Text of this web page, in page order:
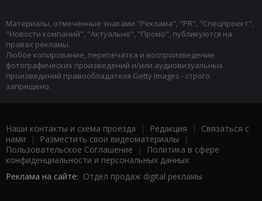
Материалы, отмеченные знаками "Реклама", "PR", "Спецпроект",
"Новости компаний", "Актуально", "Промо", публикуются на
правах рекламы.
Любое копирование, перепечатка и воспроизведение
фотографических произведений и/или аудиовизуальных
произведений правообладателя Getty Images - строго
запрещено.
Наши контакты и схема проезда | Редакция | Связаться с
нами | Разместить свои видеоматериалы |
Пользовательское Соглашение |
Политика в сфере
конфиденциальности и персональных данных
Реклама на сайте: Отдел продаж digital рекламы